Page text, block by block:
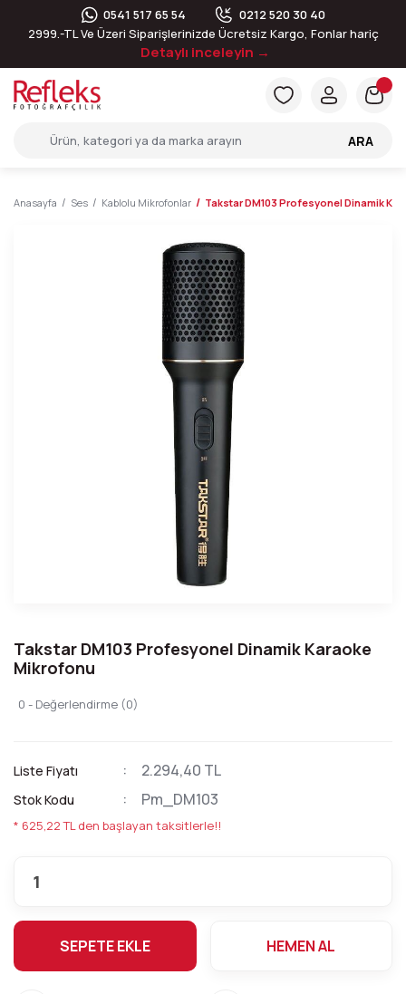
0541 517 65 54
0212 520 30 40
2999.-TL Ve Üzeri Siparişlerinizde Ücretsiz Kargo, Fonlar hariç
Detaylı inceleyin →
ARA
Anasayfa Ses Kablolu Mikrofonlar Takstar DM103 Profesyonel Dinamik
Takstar DM103 Profesyonel Dinamik Karaoke
Mikrofonu
0 - Değerlendirme (0)
Liste Fiyatı 2.294,40 TL
Stok Kodu Pm_DM103
* 625,22 TL den başlayan taksitlerle!!
SEPETE EKLE HEMEN AL